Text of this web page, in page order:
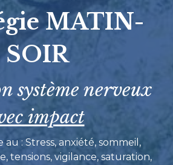
MATIN-
SOIR
système nerveux
impact
au : Stress, anxiété, sommeil,
tensions, vigilance, saturation,